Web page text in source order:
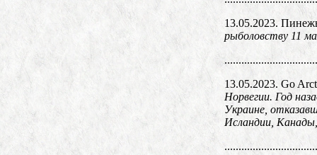
13.05.2023.
рыболовству 11
13.05.2023. Go
Норвегии. Год
Украине,
Исландии,